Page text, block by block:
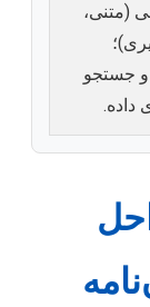
(متنی،
و جستجو
داده.